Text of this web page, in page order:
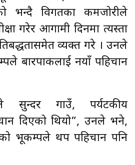
भन्दै विगतका कमजोरीले
गरेर आगामी दिनमा त्यस्ता
व्यक्त गरे । उनले
बारपाकलाई नयाँ पहिचान
सुन्दर गाउँ, पर्यटकीय
दिएको थियो”, उनले भने,
भूकम्पले थप पहिचान पनि